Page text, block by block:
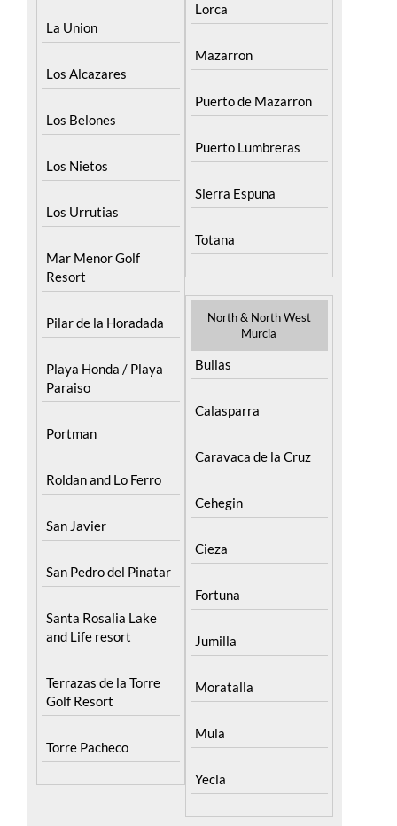
La Union
Los Alcazares
Los Belones
Los Nietos
Los Urrutias
Mar Menor Golf
Resort
Pilar de la Horadada
Playa Honda / Playa
Paraiso
Portman
Roldan and Lo Ferro
San Javier
San Pedro del Pinatar
Santa Rosalia Lake
and Life resort
Terrazas de la Torre
Golf Resort
Torre Pacheco
Lorca
Mazarron
Puerto de Mazarron
Puerto Lumbreras
Sierra Espuna
Totana
North & North West
Murcia
Bullas
Calasparra
Caravaca de la Cruz
Cehegin
Cieza
Fortuna
Jumilla
Moratalla
Mula
Yecla